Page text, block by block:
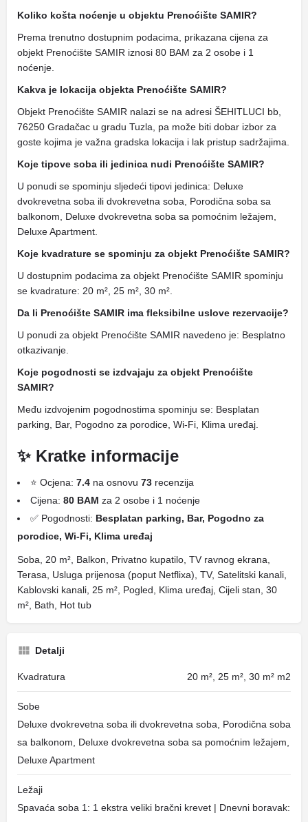
Koliko košta noćenje u objektu Prenoćište SAMIR?
Prema trenutno dostupnim podacima, prikazana cijena za
objekt Prenoćište SAMIR iznosi 80 BAM za 2 osobe i 1
noćenje.
Kakva je lokacija objekta Prenoćište SAMIR?
Objekt Prenoćište SAMIR nalazi se na adresi ŠEHITLUCI bb,
76250 Gradačac u gradu Tuzla, pa može biti dobar izbor za
goste kojima je važna gradska lokacija i lak pristup sadržajima.
Koje tipove soba ili jedinica nudi Prenoćište SAMIR?
U ponudi se spominju sljedeći tipovi jedinica: Deluxe
dvokrevetna soba ili dvokrevetna soba, Porodična soba sa
balkonom, Deluxe dvokrevetna soba sa pomoćnim ležajem,
Deluxe Apartment.
Koje kvadrature se spominju za objekt Prenoćište SAMIR?
U dostupnim podacima za objekt Prenoćište SAMIR spominju
se kvadrature: 20 m², 25 m², 30 m².
Da li Prenoćište SAMIR ima fleksibilne uslove rezervacije?
U ponudi za objekt Prenoćište SAMIR navedeno je: Besplatno
otkazivanje.
Koje pogodnosti se izdvajaju za objekt Prenoćište
SAMIR?
Među izdvojenim pogodnostima spominju se: Besplatan
parking, Bar, Pogodno za porodice, Wi-Fi, Klima uređaj.
✨ Kratke informacije
⭐ Ocjena: 7.4 na osnovu 73 recenzija
Cijena: 80 BAM za 2 osobe i 1 noćenje
✅ Pogodnosti: Besplatan parking, Bar, Pogodno za
porodice, Wi-Fi, Klima uređaj
Soba, 20 m², Balkon, Privatno kupatilo, TV ravnog ekrana,
Terasa, Usluga prijenosa (poput Netflixa), TV, Satelitski kanali,
Kablovski kanali, 25 m², Pogled, Klima uređaj, Cijeli stan, 30
m², Bath, Hot tub
Detalji
Kvadratura 20 m², 25 m², 30 m² m2
Sobe
Deluxe dvokrevetna soba ili dvokrevetna soba, Porodična soba
sa balkonom, Deluxe dvokrevetna soba sa pomoćnim ležajem,
Deluxe Apartment
Ležaji
Spavaća soba 1: 1 ekstra veliki bračni krevet | Dnevni boravak: